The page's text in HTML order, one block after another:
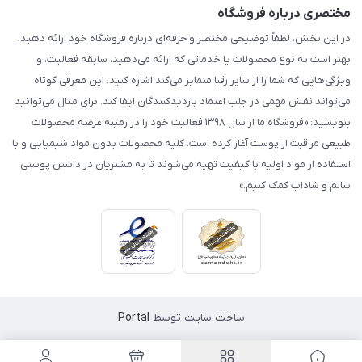
مختصری درباره فروشگاه
در این بخش، لطفاً توضیحی مختصر و حرفه‌ای درباره فروشگاه خود ارائه دهید.
بهتر است به نوع محصولات یا خدماتی که ارائه می‌دهید، سابقه فعالیت، و
ویژگی‌هایی که شما را از سایر رقبا متمایز می‌کند اشاره کنید. این معرفی کوتاه
می‌تواند نقش مهمی در جلب اعتماد بازدیدکنندگان ایفا کند. برای مثال می‌توانید
بنویسید: «فروشگاه ما از سال ۱۳۹۸ فعالیت خود را در زمینه عرضه محصولات
طبیعی مراقبت از پوست آغاز کرده است. کلیه محصولات بدون مواد شیمیایی و با
استفاده از مواد اولیه با کیفیت تهیه می‌شوند تا به مشتریان در داشتن پوستی
سالم و شاداب کمک کنیم.»
ساخت سایت توسط Portal